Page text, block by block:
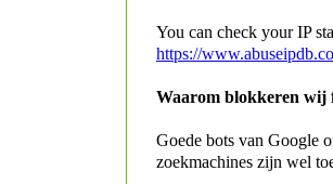
You can check your IP
https://
Waarom blokkeren wij
Goede bots van Google
zoekmachines zijn wel